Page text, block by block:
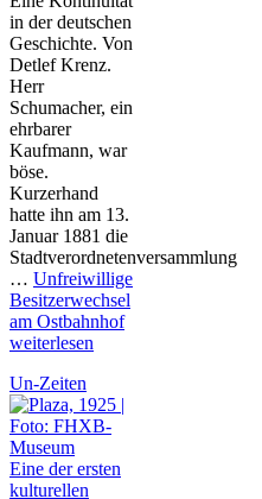
in der deutschen
Geschichte. Von
Detlef Krenz.
Herr
Schumacher, ein
ehrbarer
Kaufmann, war
böse.
Kurzerhand
hatte ihn am 13.
Januar 1881 die
Stadtverordnetenversammlung
… Unfreiwillige
Besitzerwechsel
am Ostbahnhof
weiterlesen
Un-Zeiten
Eine der ersten
kulturellen